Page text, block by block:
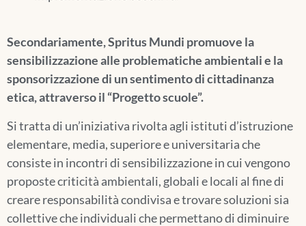
Secondariamente, Spritus Mundi promuove la
sensibilizzazione alle problematiche ambientali e la
sponsorizzazione di un sentimento di cittadinanza
etica, attraverso il “Progetto scuole”.
Si tratta di un’iniziativa rivolta agli istituti d’istruzione
elementare, media, superiore e universitaria che
consiste in incontri di sensibilizzazione in cui vengono
propostecriticità ambientali, globali e locali al fine di
creareresponsabilità condivisa e trovare soluzioni sia
collettive che individuali che permettano di diminuire